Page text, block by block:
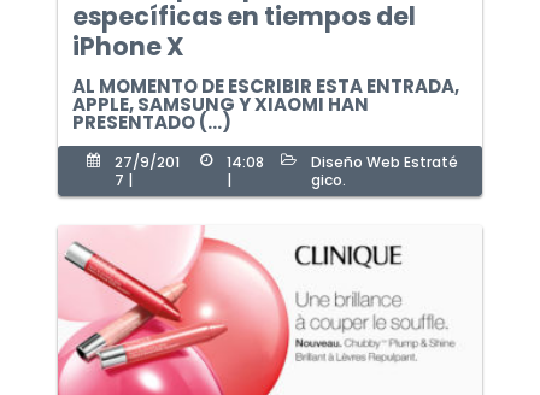
específicas en tiempos del
iPhone X
AL MOMENTO DE ESCRIBIR ESTA ENTRADA,
APPLE, SAMSUNG Y XIAOMI HAN
PRESENTADO (...)
27/9/201
7 |
14:08
|
Diseño Web Estraté
gico.